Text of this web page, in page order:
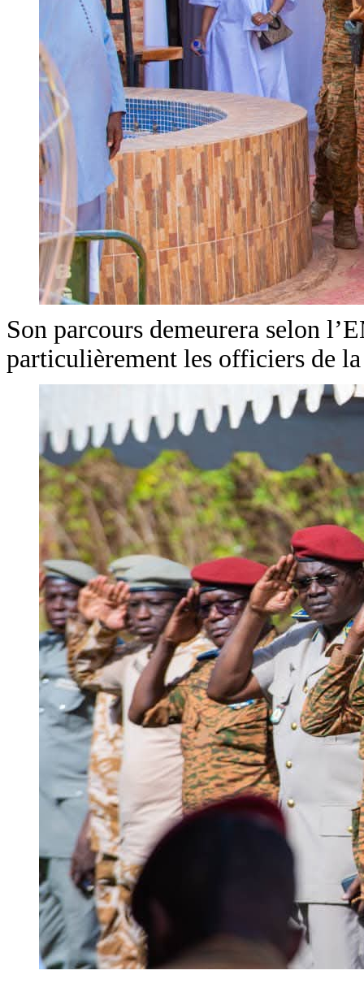
Son parcours demeurera selon
particulièrement les officiers de